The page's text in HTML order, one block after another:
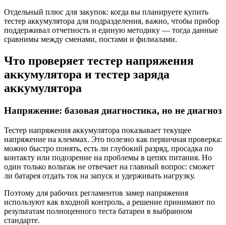
Отдельный плюс для закупок: когда вы планируете купить
тестер аккумулятора для подразделения, важно, чтобы прибор
поддерживал отчетность и единую методику — тогда данные
сравнимы между сменами, постами и филиалами.
Что проверяет тестер напряжения
аккумулятора и тестер заряда
аккумулятора
Напряжение: базовая диагностика, но не диагноз
Тестер напряжения аккумулятора показывает текущее
напряжение на клеммах. Это полезно как первичная проверка:
можно быстро понять, есть ли глубокий разряд, просадка по
контакту или подозрение на проблемы в цепях питания. Но
один только вольтаж не отвечает на главный вопрос: сможет
ли батарея отдать ток на запуск и удерживать нагрузку.
Поэтому для рабочих регламентов замер напряжения
используют как входной контроль, а решение принимают по
результатам полноценного теста батареи в выбранном
стандарте.